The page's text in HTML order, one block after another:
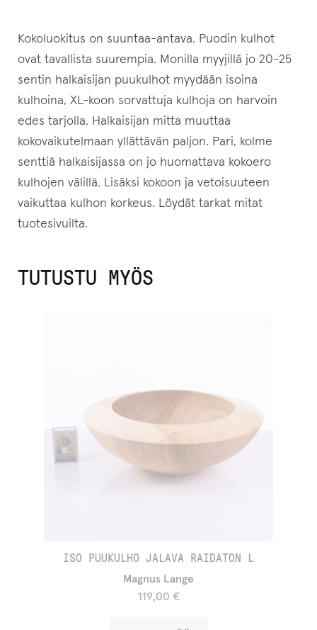
Kokoluokitus on suuntaa-antava. Puodin kulhot
ovat tavallista suurempia. Monilla myyjillä jo 20-25
sentin halkaisijan puukulhot myydään isoina
kulhoina, XL-koon sorvattuja kulhoja on harvoin
edes tarjolla. Halkaisijan mitta muuttaa
kokovaikutelmaan yllättävän paljon. Pari, kolme
senttiä halkaisijassa on jo huomattava kokoero
kulhojen välillä. Lisäksi kokoon ja vetoisuuteen
vaikuttaa kulhon korkeus. Löydät tarkat mitat
tuotesivuilta.
TUTUSTU MYÖS
ISO PUUKULHO JALAVA RAIDATON L
Magnus Lange
119,00 €